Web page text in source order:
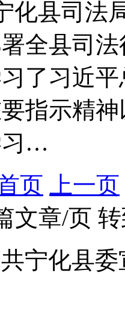
化县司法
全县司
了习近
指示精
习…
页
上一页
文章/页
宁化县